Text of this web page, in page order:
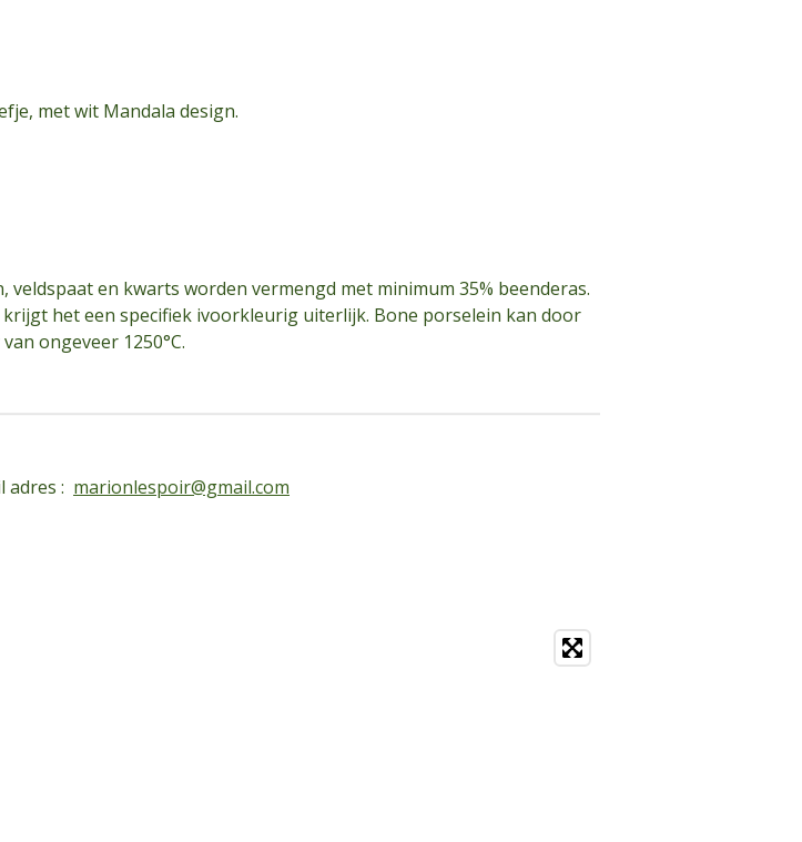
met wit Mandala design.
en kwarts worden vermengd met minimum 35% beenderas.
het een specifiek ivoorkleurig uiterlijk. Bone porselein kan door
ongeveer 1250°C.
adres : marionlespoir@gmail.com